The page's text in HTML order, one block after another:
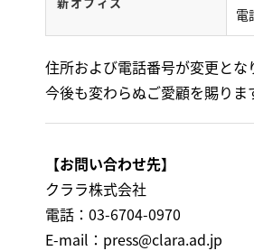
電
住所および電話番号が変更とな
今後も変わらぬご愛顧を賜りま
【お問い合わせ先】
クララ株式会社
電話：03-6704-0970
E-mail： press@clara.ad.jp